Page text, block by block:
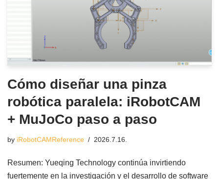
Cómo diseñar una pinza
robótica paralela: iRobotCAM
+ MuJoCo paso a paso
by iRobotCAMReference 2026.7.16.
Resumen: Yueqing Technology continúa invirtiendo
fuertemente en la investigación y el desarrollo de software